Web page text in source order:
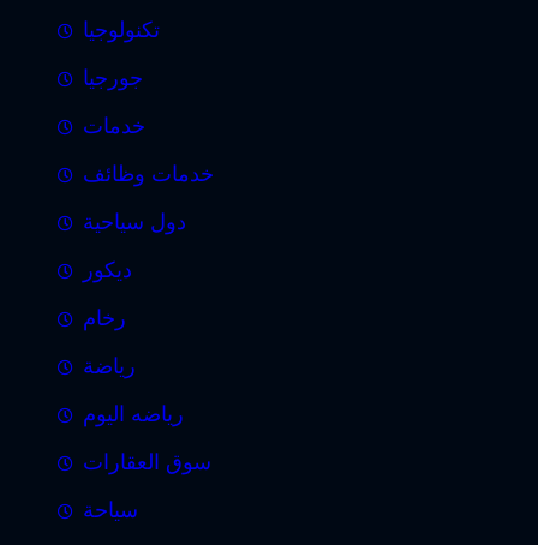
تكنولوجيا
جورجيا
خدمات
خدمات وظائف
دول سياحية
ديكور
رخام
رياضة
رياضه اليوم
سوق العقارات
سياحة